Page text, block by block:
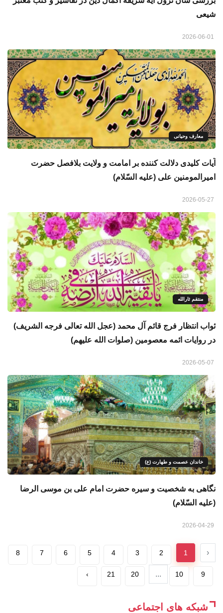
شیعی
معارف وحیانی
آیات کلیدی دلالت کننده بر امامت و ولایت بلافصل حضرت
امیرالمومنین علی (علیه السّلام)
منتقم ثارالله
ثواب انتظار فرج قائم آل محمد (عجل الله تعالی فرجه الشریف)
در روایات ائمه معصومین (صلوات الله علیهم)
خاندان عصمت و طهارت (ع)
نگاهی به شخصیت و سیره حضرت امام علی بن موسی الرضا
(علیه السّلام)
‹
1
2
3
4
5
6
7
8
9
10
...
20
21
›
شبکه های اجتماعی